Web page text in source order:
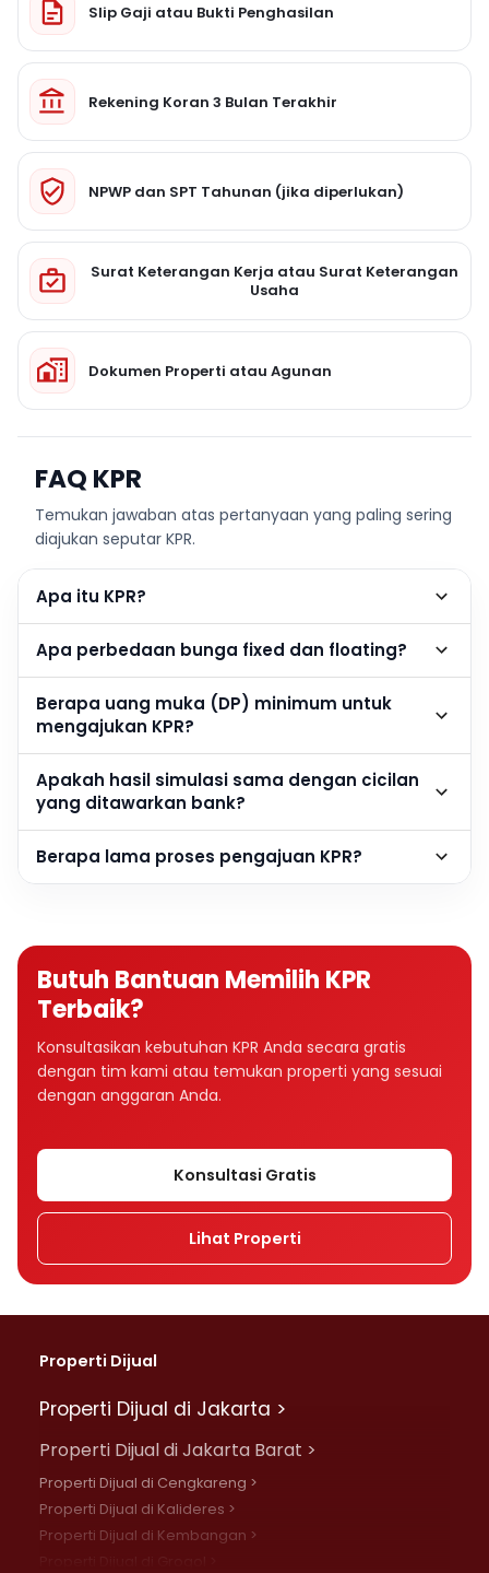
Slip Gaji atau Bukti Penghasilan
Rekening Koran 3 Bulan Terakhir
NPWP dan SPT Tahunan (jika diperlukan)
Surat Keterangan Kerja atau Surat Keterangan
Usaha
Dokumen Properti atau Agunan
FAQ KPR
Temukan jawaban atas pertanyaan yang paling sering
diajukan seputar KPR.
Apa itu KPR?
Apa perbedaan bunga fixed dan floating?
Berapa uang muka (DP) minimum untuk
mengajukan KPR?
Apakah hasil simulasi sama dengan cicilan
yang ditawarkan bank?
Berapa lama proses pengajuan KPR?
Butuh Bantuan Memilih KPR
Terbaik?
Konsultasikan kebutuhan KPR Anda secara gratis
dengan tim kami atau temukan properti yang sesuai
dengan anggaran Anda.
Konsultasi Gratis
Lihat Properti
Properti Dijual
Properti Dijual di Jakarta >
Properti Dijual di Jakarta Barat >
Properti Dijual di Cengkareng >
Properti Dijual di Kalideres >
Properti Dijual di Kembangan >